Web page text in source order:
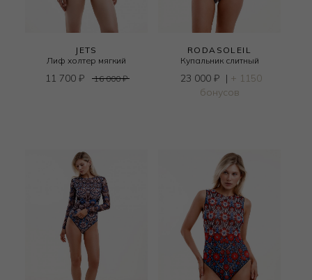
JETS
Лиф холтер мягкий
11 700 ₽ 16 000₽
RODASOLEIL
Купальник слитный
23 000 ₽ | + 1150
бонусов